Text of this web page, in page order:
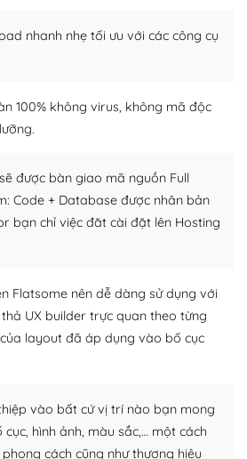
WordPress
cho một diễn đàn cộng đồng
bạn có thể lên mạng và tìm
WordPress, họ sẽ giúp bạn trả
bạn.
themes
phần cài đặt thêm vào
đông đảo, thư viện themes và
nhanh nhẹ tối ưu với các công cụ
100% không virus, không mã độc
được bàn giao mã nguồn Full
Code + Database được nhân bản
bạn chỉ việc đăt cài đặt lên Hosting
Flatsome nên dễ dàng sử dụng với
UX builder trực quan theo từng
layout đã áp dụng vào bố cục
vào bất cứ vị trí nào bạn mong
hình ảnh, màu sắc,… một cách
cách cũng như thương hiệu